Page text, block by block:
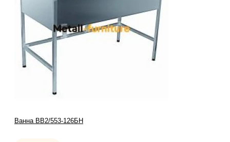
Ванна ВВ2/553-126БН